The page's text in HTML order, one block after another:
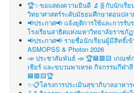
🏆✨ขอแสดงความยินดี 🔬🧬กับนักเรี
วิทยาศาสตร์ระดับมัธยมศึกษาตอนปลา
📢ประกาศ📢 แจ้งยุติการใช้และการรับ
โรงเรียนสาธิตแห่งมหาวิทยาลัยราชภั
📢ประกาศ📢 รายชื่อนักเรียนผู้มีสิทธิ์เ
ASMOPSS & Photon 2026
📣 ประชาสัมพันธ์ 📣 🏆🟦🟩🟨 เกณฑ์
เชียร์ และขบวนพาเหรด กิจกรรมกีฬา
🟦🟩🟨🏆
✨📋โครงการประเมินสุขาภิบาลอาหาร